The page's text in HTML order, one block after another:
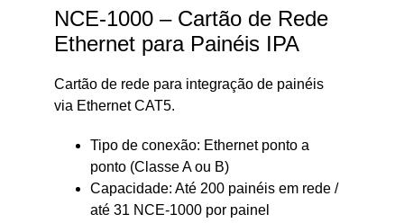
NCE-1000 – Cartão de Rede
Ethernet para Painéis IPA
Cartão de rede para integração de painéis
via Ethernet CAT5.
Tipo de conexão: Ethernet ponto a
ponto (Classe A ou B)
Capacidade: Até 200 painéis em rede /
até 31 NCE-1000 por painel